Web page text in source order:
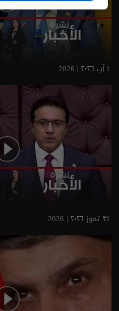
١ آب ٢٠٢٦ | 2026
٣١ تموز ٢٠٢٦ | 2026